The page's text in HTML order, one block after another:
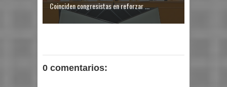
Coinciden congresistas en reforzar ...
0 comentarios: